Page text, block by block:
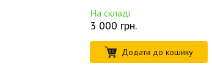
На складі
3 000 грн.
Додати до кошику